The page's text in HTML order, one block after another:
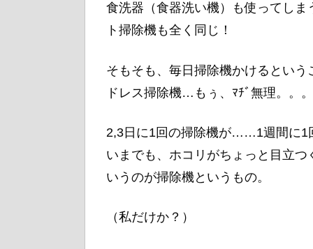
食洗器（食器洗い機）も使ってし
ト掃除機も全く同じ！
そもそも、毎日掃除機かけるとい
ドレス掃除機…もぅ、ﾏﾁﾞ無理。。
2,3日に1回の掃除機が……1週間に1
いまでも、ホコリがちょっと目立
いうのが掃除機というもの。
（私だけか？）